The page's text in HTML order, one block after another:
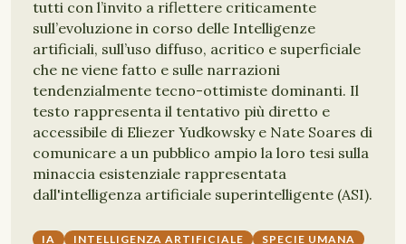
tutti con l’invito a riflettere criticamente
sull’evoluzione in corso delle Intelligenze
artificiali, sull’uso diffuso, acritico e superficiale
che ne viene fatto e sulle narrazioni
tendenzialmente tecno-ottimiste dominanti. Il
testo rappresenta il tentativo più diretto e
accessibile di Eliezer Yudkowsky e Nate Soares di
comunicare a un pubblico ampio la loro tesi sulla
minaccia esistenziale rappresentata
dall'intelligenza artificiale superintelligente (ASI).
IA INTELLIGENZA ARTIFICIALE SPECIE UMANA